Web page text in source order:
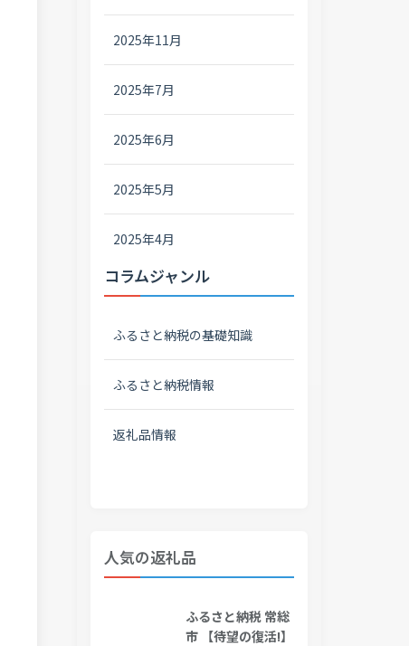
2025年11月
2025年7月
2025年6月
2025年5月
2025年4月
コラムジャンル
ふるさと納税の基礎知識
ふるさと納税情報
返礼品情報
人気の返礼品
ふるさと納税 常総
市 【待望の復活!】